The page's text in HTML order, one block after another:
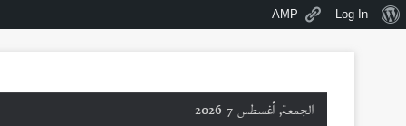
نبذةLog In
AMP
الجمعة, أغسطس 7 2026